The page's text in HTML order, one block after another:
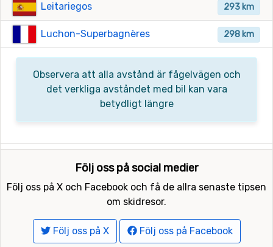
293 km
Leitariegos
298 km
Luchon-Superbagnères
Observera att alla avstånd är fågelvägen och
det verkliga avståndet med bil kan vara
betydligt längre
Följ oss på social medier
Följ oss på X och Facebook och få de allra senaste tipsen
om skidresor.
Följ oss på X Följ oss på Facebook